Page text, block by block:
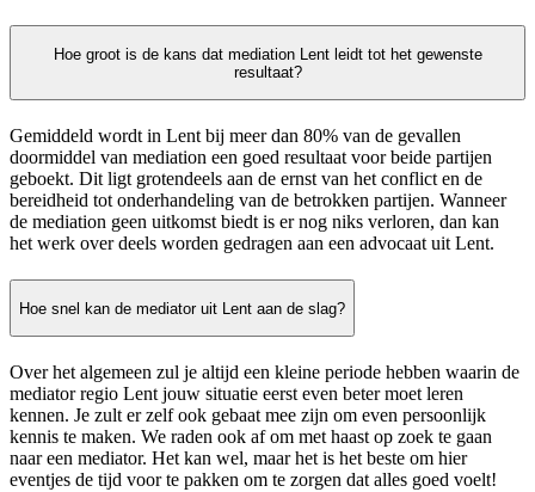
Hoe groot is de kans dat mediation Lent leidt tot het gewenste
resultaat?
Gemiddeld wordt in Lent bij meer dan 80% van de gevallen
doormiddel van mediation een goed resultaat voor beide partijen
geboekt. Dit ligt grotendeels aan de ernst van het conflict en de
bereidheid tot onderhandeling van de betrokken partijen. Wanneer
de mediation geen uitkomst biedt is er nog niks verloren, dan kan
het werk over deels worden gedragen aan een advocaat uit Lent.
Hoe snel kan de mediator uit Lent aan de slag?
Over het algemeen zul je altijd een kleine periode hebben waarin de
mediator regio Lent jouw situatie eerst even beter moet leren
kennen. Je zult er zelf ook gebaat mee zijn om even persoonlijk
kennis te maken. We raden ook af om met haast op zoek te gaan
naar een mediator. Het kan wel, maar het is het beste om hier
eventjes de tijd voor te pakken om te zorgen dat alles goed voelt!